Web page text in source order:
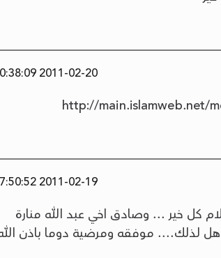
2011-02-20 00:38:09
http://main.islamweb.net/
2011-02-19 07:50:52
كل خير ... وصادق اخي عبد الله منارة
لذلك.... موفقه ومرضية دوما باذن